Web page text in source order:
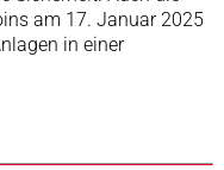
am 17. Januar 2025
in einer